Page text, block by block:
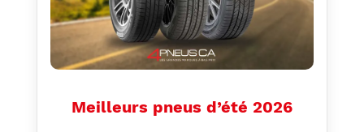
Meilleurs pneus d’été 2026